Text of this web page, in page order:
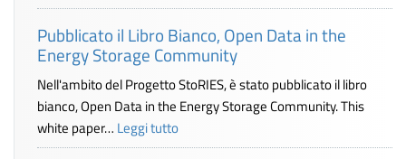
Pubblicato il Libro Bianco, Open Data in the
Energy Storage Community
Nell'ambito del Progetto StoRIES, è stato pubblicato il libro
bianco, Open Data in the Energy Storage Community. This
white paper… Leggi tutto